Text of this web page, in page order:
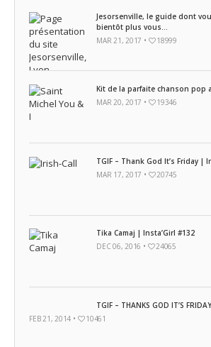
Jesorsenville, le guide dont
bientôt plus vous...
MAR 21, 2017 •
18999
Kit de la parfaite chanson pop
MAR 20, 2017 •
19346
TGIF – Thank God It’s Friday |
MAR 17, 2017 •
20745
Tika Camaj | Insta’Girl #132
DEC 06, 2016 •
24065
TGIF – THANKS GOD IT’S
FEB 21, 2014 •
10461